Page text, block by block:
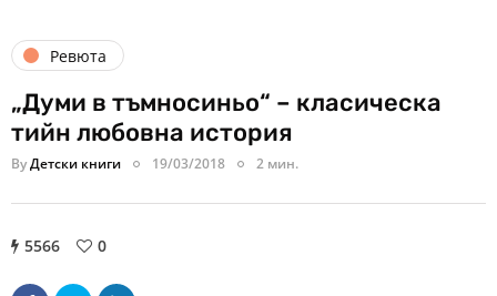
Ревюта
„Думи в тъмносиньо“ – класическа
тийн любовна история
ByДетски книги 19/03/2018 2 мин.
5566 0